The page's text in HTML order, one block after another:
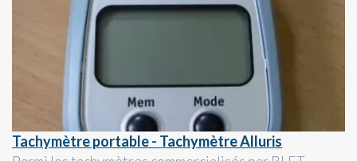
Tachymètre portable - Tachymètre Alluris